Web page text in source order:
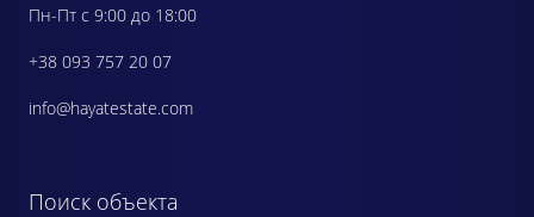
Пн-Пт с 9:00 до 18:00
+38 093 757 20 07
info@hayatestate.com
Поиск объекта